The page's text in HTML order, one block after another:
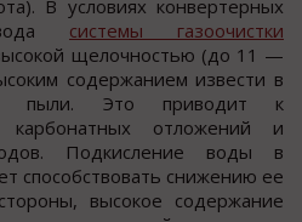
В условиях конвертерных
системы газоочистки
щелочностью (до 11 —
содержанием извести в
пыли. Это приводит к
карбонатных отложений и
Подкисление воды в
способствовать снижению ее
высокое содержание